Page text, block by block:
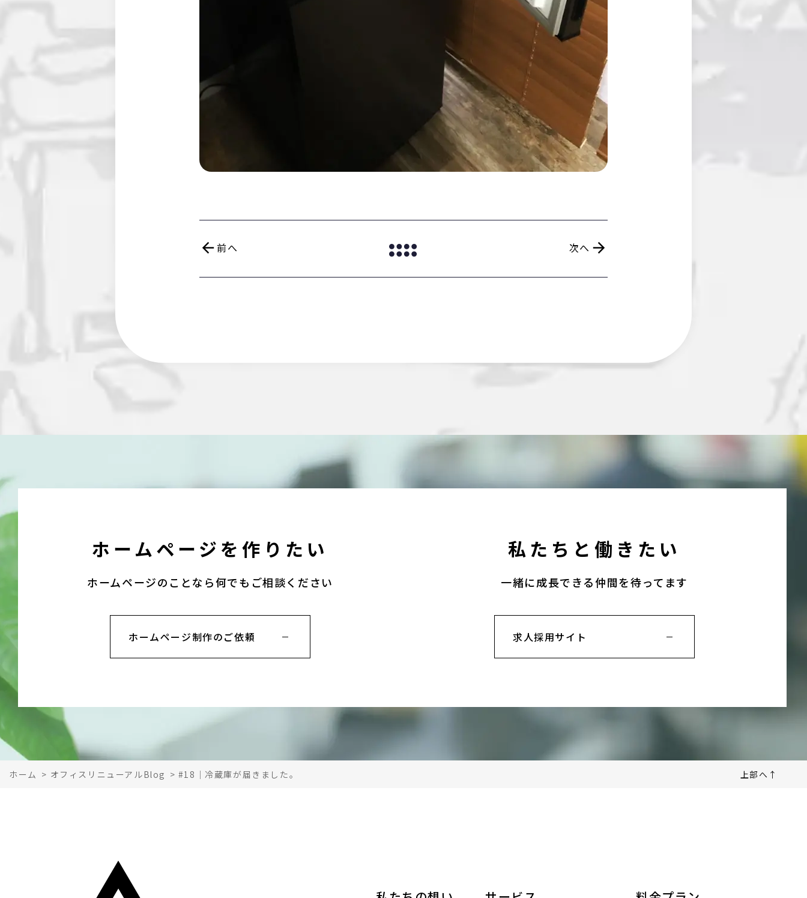
arrow_back前へ 次へ arrow_forward
ホームページを 作りたい
ホームページのことなら何でもご相談ください
ホームページ制作のご依頼
私たちと働きたい
一緒に成長できる仲間を待ってます
求人採用サイト
ホーム > オフィスリニューアルBlog > #18｜冷蔵庫が届きました。 上部へ↑